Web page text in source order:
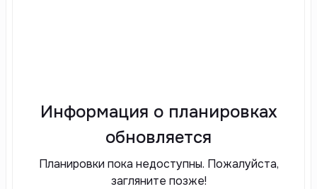
Информация о планировках
обновляется
Планировки пока недоступны. Пожалуйста,
загляните позже!